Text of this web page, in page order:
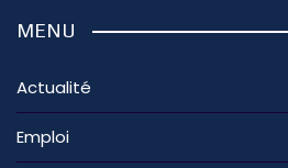
MENU
Actualité
Emploi